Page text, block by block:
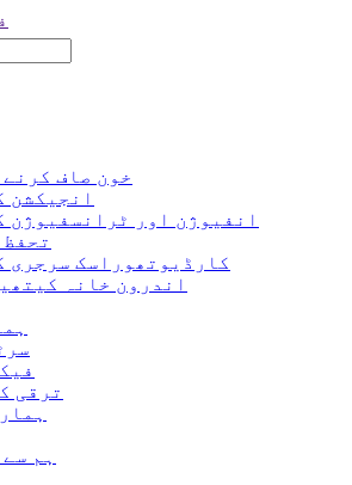
خون صاف کرنے
انجیکشن
انفیوژن اور ٹرانسفیوژن
تحفظ
کارڈیوتھوراسک سرجری
اندرون خانہ
ترقی
ہم